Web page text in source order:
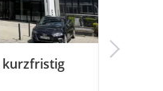
kurzfristig